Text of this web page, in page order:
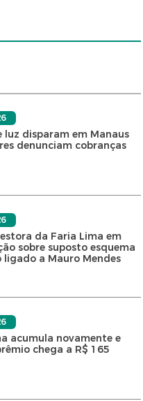
luz disparam em Manaus
denunciam cobranças
da Faria Lima em
sobre suposto esquema
ligado a Mauro Mendes
acumula novamente e
chega a R$ 165